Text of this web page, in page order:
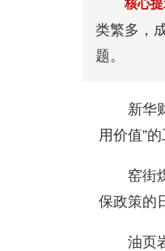
核心提
类繁多，
题。
新华
用价值”
窑街
保政策的
油页